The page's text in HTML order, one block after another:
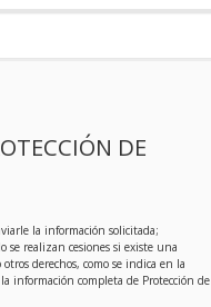
DE
la información solicitada;
se realizan cesiones si existe una
derechos, como se indica en la
información completa de Protección de